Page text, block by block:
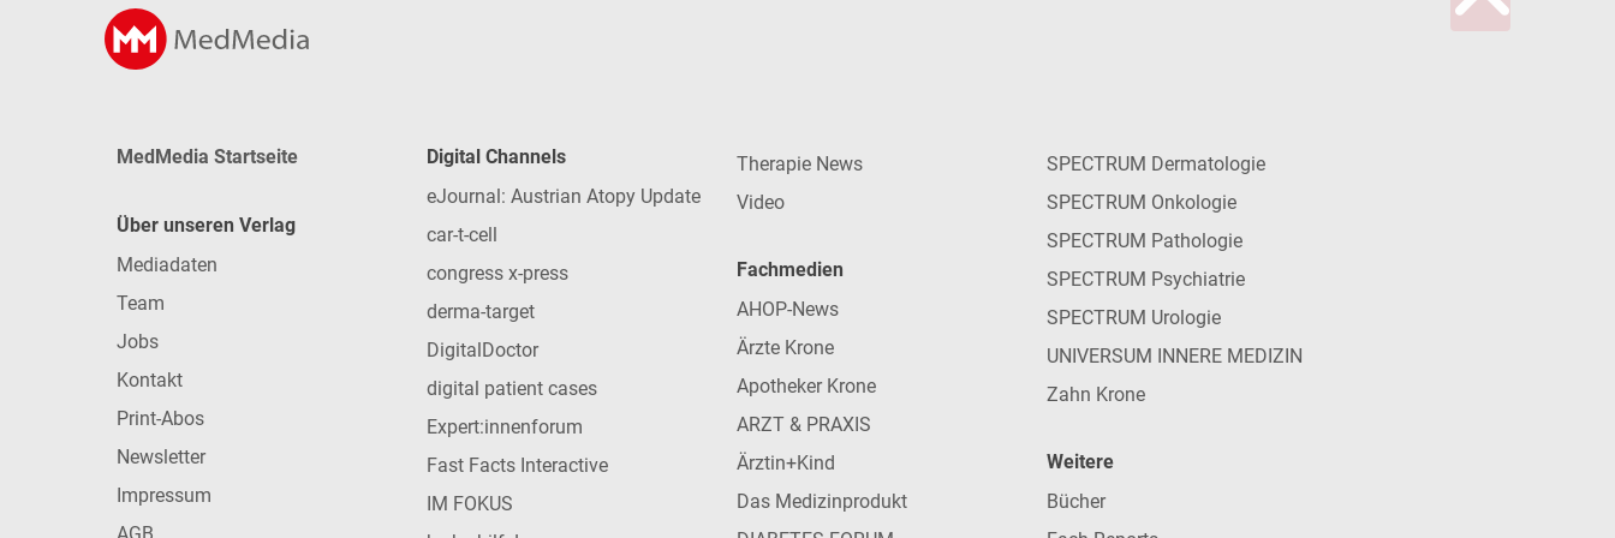
MedMedia Startseite
Über unseren Verlag
Mediadaten
Team
Jobs
Kontakt
Print-Abos
Newsletter
Impressum
Digital Channels
eJournal: Austrian Atopy Update
car-t-cell
congress x-press
derma-target
DigitalDoctor
digital patient cases
Expert:innenforum
Fast Facts Interactive
IM FOKUS
Therapie News
Video
Fachmedien
AHOP-News
Ärzte Krone
Apotheker Krone
ARZT & PRAXIS
Ärztin+Kind
Das Medizinprodukt
SPECTRUM Dermatologie
SPECTRUM Onkologie
SPECTRUM Pathologie
SPECTRUM Psychiatrie
SPECTRUM Urologie
UNIVERSUM INNERE MEDIZIN
Zahn Krone
Weitere
Bücher